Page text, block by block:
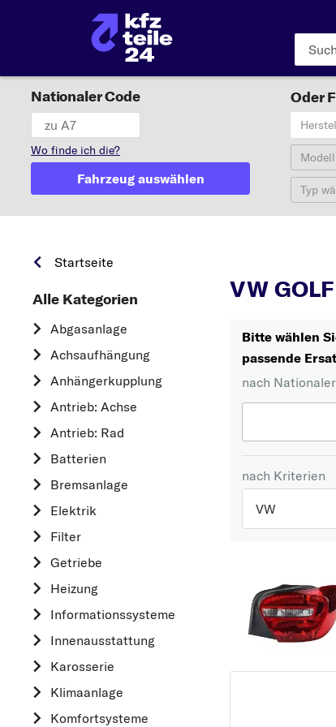
Nationaler Code
Wo finde ich die?
Fahrzeug auswählen
Oder
Typ
Startseite
Alle Kategorien
Abgasanlage
Achsaufhängung
Anhängerkupplung
Antrieb: Achse
Antrieb: Rad
Batterien
Bremsanlage
Elektrik
Filter
Getriebe
Heizung
Informationssysteme
Innenausstattung
Karosserie
Klimaanlage
Komfortsysteme
VW
Bitte wählen
passende
nach
nach Kriterien
VW
OPEL
MERCEDES-
FORD
AUDI